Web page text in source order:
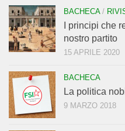
BACHECA/
I principi che
nostro partito
15 APRILE 2020
BACHECA
La politica
9 MARZO 2018